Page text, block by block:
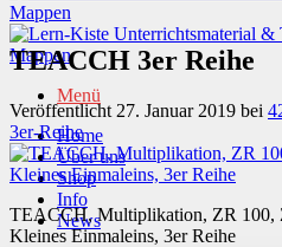
Menü
Home
Über uns
Shop
Info
News
TEACCH 3er Reihe
Veröffentlicht 27. Januar 2019 bei
3er-Reihe
TEACCH, Multiplikation, ZR 100,
Kleines Einmaleins, 3er Reihe